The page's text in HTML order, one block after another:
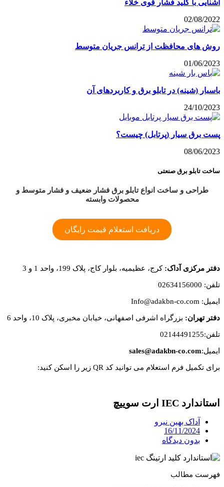
آشنایی با کلید فشار قوی خلاء
02/08/2022
روش های محافظت از ترانس جریان متوسط
01/06/2023
باسبار (شینه) در تابلو برق و کاربردهای آن
24/10/2023
پست برق سیار (پرتابل) چیست؟
08/06/2023
ساخت تابلو برق صنعتی
طراحی و ساخت انواع تابلو برق فشار ضعیف و فشار متوسط و
محصولات وابسته
دریافت استعلام قیمت رایگان
دفتر مرکزی آداک: کرج، عظیمیه، بلوار کاج، پلاک 199، واحد 1 و 3
تلفن: 02634156000
ایمیل: Info@adakbn-co.com
دفتر تهران: بزرگراه اشرفی اصفهانی، خیابان مخبری، پلاک 10، واحد 6
تلفن:02144491255
ایمیل:sales@adakbn-co.com
برای تکمیل فرم استعلام می توانید کد QR زیر را اسکن کنید:
استاندارد IEC ارت سوییچ
آداک بهین نیرو
16/11/2024
بدون دیدگاه
فهرست مطالب